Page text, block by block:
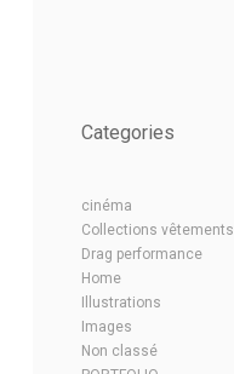
Categories
cinéma
Collections vêtements
Drag performance
Home
Illustrations
Images
Non classé